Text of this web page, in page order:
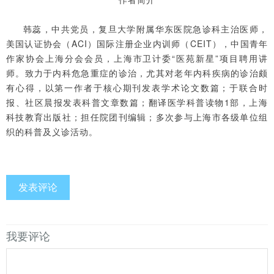
韩蕊，中共党员，复旦大学附属华东医院急诊科主治医师，
美国认证协会（ACI）国际注册企业内训师（CEIT），中国青年
作家协会上海分会会员，上海市卫计委“医苑新星”项目聘用讲
师。致力于内科危急重症的诊治，尤其对老年内科疾病的诊治颇
有心得，以第一作者于核心期刊发表学术论文数篇；于联合时
报、社区晨报发表科普文章数篇；翻译医学科普读物1部，上海
科技教育出版社；担任院团刊编辑；多次参与上海市各级单位组
织的科普及义诊活动。
发表评论
我要评论